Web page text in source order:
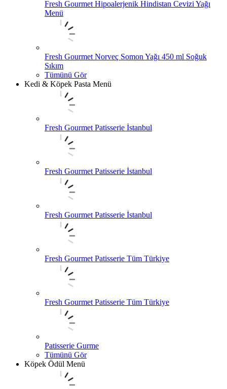
Fresh Gourmet Hipoalerjenik Hindistan Cevizi Yağı
Menü
Fresh Gourmet Norveç Somon Yağı 450 ml Soğuk
Sıkım
Tümünü Gör
Kedi & Köpek Pasta Menü
Fresh Gourmet Patisserie İstanbul
Fresh Gourmet Patisserie İstanbul
Fresh Gourmet Patisserie İstanbul
Fresh Gourmet Patisserie Tüm Türkiye
Fresh Gourmet Patisserie Tüm Türkiye
Patisserie Gurme
Tümünü Gör
Köpek Ödül Menü